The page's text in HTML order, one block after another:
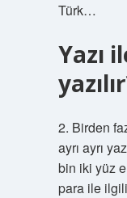
Türk…
Yazı
2. Birden
ayrı ayrı
bin iki yüz
para ile